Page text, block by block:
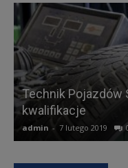
Technik Pojazdów
kwalifikacje
admin - 7 lutego 2019